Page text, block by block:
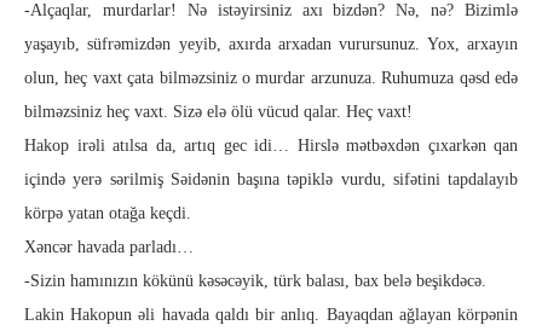
-Alçaqlar, murdarlar! Nə istəyirsiniz axı bizdən? Nə, nə? Bi­zim­lə
yaşayıb, süfrəmizdən yeyib, axırda arxa­dan vurursunuz. Yox, arxayın
olun, heç vaxt çata bilməzsiniz o murdar arzunuza. Ruhumuza qəsd edə
bilməzsiniz heç vaxt. Sizə elə ölü vü­cud qalar. Heç vaxt!
Hakop irəli atılsa da, artıq gec idi… Hirslə mətbəxdən çıxar­kən qan
içində yerə sərilmiş Səidənin başına təpiklə vurdu, si­fə­tini tapdalayıb
körpə yatan otağa keçdi.
Xəncər havada parladı…
-Sizin hamınızın kökünü kəsəcəyik, türk balası, bax belə beşik­dəcə.
Lakin Hakopun əli havada qaldı bir anlıq. Bayaqdan ağlayan kör­pə­nin